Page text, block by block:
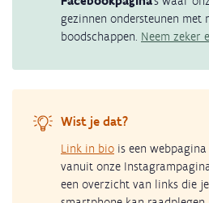
gezinnen ondersteunen met
boodschappen. Neem zeker
Wist je dat?
Link in bio is een
vanuit onze
een overzicht van links die